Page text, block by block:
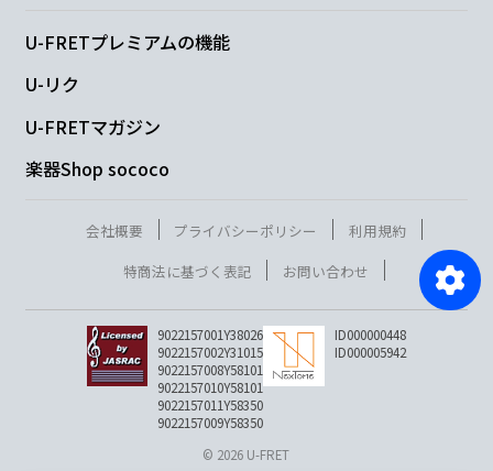
U-FRETプレミアムの機能
U-リク
U-FRETマガジン
楽器Shop sococo
会社概要 プライバシーポリシー
利用規約
特商法に基づく表記
お問い合わせ
9022157001Y38026
9022157002Y31015
9022157008Y58101
9022157010Y58101
9022157011Y58350
9022157009Y58350
ID000000448
ID000005942
© 2026 U-FRET